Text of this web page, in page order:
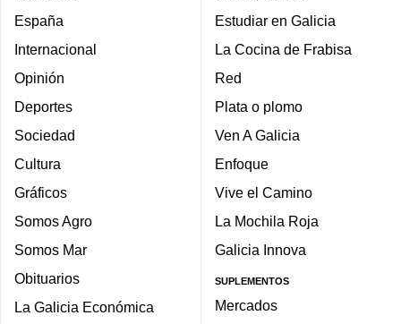
España
Internacional
Opinión
Deportes
Sociedad
Cultura
Gráficos
Somos Agro
Somos Mar
Obituarios
La Galicia Económica
Estudiar en Galicia
La Cocina de Frabisa
Red
Plata o plomo
Ven A Galicia
Enfoque
Vive el Camino
La Mochila Roja
Galicia Innova
SUPLEMENTOS
Mercados